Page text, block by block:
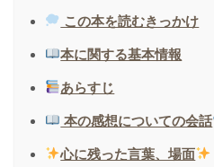
この本を読むきっかけ
本に関する基本情報
あらすじ
本の感想についての会話
心に残った言葉、場面